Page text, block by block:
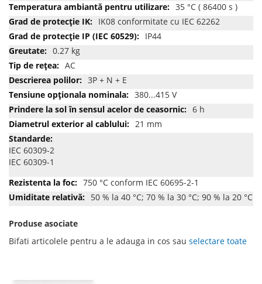
35 °C ( 86400 s )
IK08 conformitate cu IEC 62262
IP44
0.27 kg
AC
3P + N + E
380...415 V
6 h
21 mm
IEC 60309-2
IEC 60309-1
750 °C conform IEC 60695-2-1
50 % la 40 °C; 70 % la 30 °C; 90 % la 20 °C
Produse asociate
Bifati articolele pentru a le adauga in cos sau selectare toate